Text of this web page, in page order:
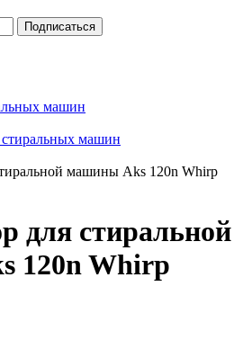
машин
машин
машины Aks 120n Whirp
для стиральной
120n Whirp